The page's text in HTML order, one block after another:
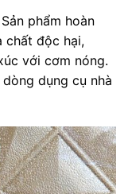
Sản phẩm hoàn
chất độc hại,
với cơm nóng.
dụng cụ nhà